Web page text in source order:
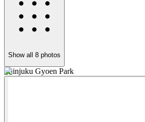
Show all 8 photos
Shinjuku Gyoen Park